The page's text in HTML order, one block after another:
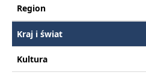
Region
Kraj i świat
Kultura